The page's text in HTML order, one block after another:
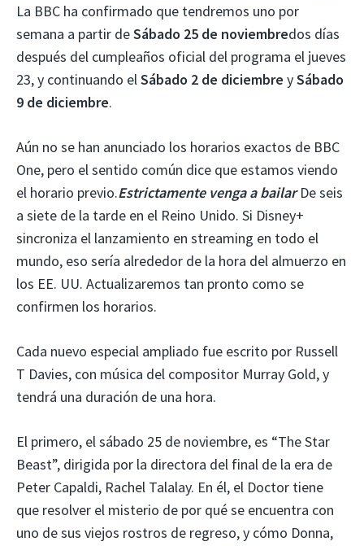
La BBC ha confirmado que tendremos uno por
semana a partir deSábado 25 de noviembredos días
después del cumpleaños oficial del programa el jueves
23, y continuando elSábado 2 de diciembre ySábado
9 de diciembre.
Aún no se han anunciado los horarios exactos de BBC
One, pero el sentido común dice que estamos viendo
el horario previo.Estrictamente venga a bailarDe seis
a siete de la tarde en el Reino Unido. Si Disney+
sincroniza el lanzamiento en streaming en todo el
mundo, eso sería alrededor de la hora del almuerzo en
los EE. UU. Actualizaremos tan pronto como se
confirmen los horarios.
Cada nuevo especial ampliado fue escrito por Russell
T Davies, con música del compositor Murray Gold, y
tendrá una duración de una hora.
El primero, el sábado 25 de noviembre, es “The Star
Beast”, dirigida por la directora del final de la era de
Peter Capaldi, Rachel Talalay. En él, el Doctor tiene
que resolver el misterio de por qué se encuentra con
uno de sus viejos rostros de regreso, y cómo Donna,